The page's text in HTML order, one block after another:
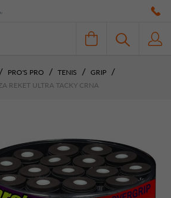
PRO'S PRO TENIS
GRIP
REKET ULTRA TACKY CRNA